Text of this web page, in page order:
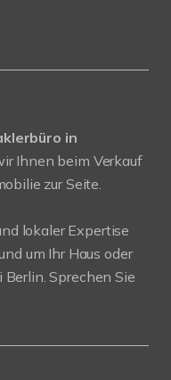
in
Ihnen beim Verkauf
zur Seite.
lokaler Expertise
um Ihr Haus oder
Sprechen Sie